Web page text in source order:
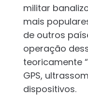
militar
mais
de outros
operação
teoricamente
GPS,
dispositivos.